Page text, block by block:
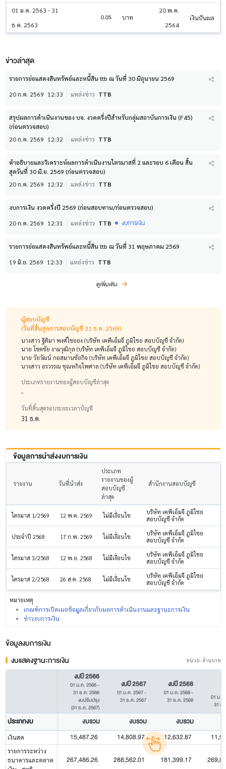
01 ม.ค. 2563 - 31
ธ.ค. 2563
0.05 บาท
20 พ.ค.
2564
เงินปันผล
ข่าวล่าสุด
รายการย่อแสดงสินทรัพย์และหนี้สิน ttb ณ วันที่ 30 มิถุนายน 2569
20 ก.ค. 2569 12:33 แหล่งข่าว TTB
สรุปผลการดำเนินงานของ บจ. งวดครึ่งปีสำหรับกลุ่มสถาบันการเงิน (F45)
(ก่อนตรวจสอบ)
20 ก.ค. 2569 12:32 แหล่งข่าว TTB
คำอธิบายและวิเคราะห์ผลการดำเนินงานไตรมาสที่ 2 และรอบ 6 เดือน สิ้น
สุดวันที่ 30 มิ.ย. 2569 (ก่อนตรวจสอบ)
20 ก.ค. 2569 12:32 แหล่งข่าว TTB
งบการเงิน งวดครึ่งปี 2569 (ก่อนสอบทาน/ก่อนตรวจสอบ)
20 ก.ค. 2569 12:31 แหล่งข่าว TTB งบการเงิน
รายการย่อแสดงสินทรัพย์และหนี้สิน ttb ณ วันที่ 31 พฤษภาคม 2569
19 มิ.ย. 2569 12:33 แหล่งข่าว TTB
ดูเพิ่มเติม
ผู้สอบบัญชี
(วันที่สิ้นสุดการสอบบัญชี 31 ธ.ค. 2569)
นางสาว ฐิติมา พงศ์ไชยยง (บริษัท เคพีเอ็มจี ภูมิไชย สอบบัญชี จำกัด)
นาย โชคชัย งามวุฒิกุล (บริษัท เคพีเอ็มจี ภูมิไชย สอบบัญชี จำกัด)
นาย วัยวัฒน์ กอสมานชัยกิจ (บริษัท เคพีเอ็มจี ภูมิไชย สอบบัญชี จำกัด)
นางสาว อรวรรณ ชุณหกิจไพศาล (บริษัท เคพีเอ็มจี ภูมิไชย สอบบัญชี จำกัด)
ประเภทรายงานของผู้สอบบัญชีล่าสุด
-
วันที่สิ้นสุดรอบระยะเวลาบัญชี
31 ธ.ค.
ข้อมูลการนำส่งงบการเงิน
รายงาน วันที่นำส่ง
ประเภท
รายงานของผู้
สอบบัญชี
ล่าสุด
สำนักงานสอบบัญชี
ไตรมาส 1/2569 12 พ.ค. 2569 ไม่มีเงื่อนไข
บริษัท เคพีเอ็มจี ภูมิไชย
สอบบัญชี จำกัด
ประจำปี 2568 17 ก.พ. 2569 ไม่มีเงื่อนไข
บริษัท เคพีเอ็มจี ภูมิไชย
สอบบัญชี จำกัด
ไตรมาส 3/2568 12 พ.ย. 2568 ไม่มีเงื่อนไข
บริษัท เคพีเอ็มจี ภูมิไชย
สอบบัญชี จำกัด
ไตรมาส 2/2568 26 ส.ค. 2568 ไม่มีเงื่อนไข
บริษัท เคพีเอ็มจี ภูมิไชย
สอบบัญชี จำกัด
หมายเหตุ
เกณฑ์การเปิดเผยข้อมูลเกี่ยวกับผลการดำเนินงานและฐานะการเงิน
ข่าวงบการเงิน
ข้อมูลงบการเงิน
งบแสดงฐานะการเงิน
หน่วย: ล้านบาท
งบปี 2566
01 ม.ค. 2566-
31 ธ.ค. 2566
งบปรับปรุง
(31 ธ.ค. 2567)
งบปี 2567
01 ม.ค. 2567-
31 ธ.ค. 2567
งบปี 2568
01 ม.ค. 2568-
31 ธ.ค. 2568
01 ม.ค
31 มี.
ประเภทงบ งบรวม งบรวม งบรวม
เงินสด 15,487.26 14,808.97 12,632.87
รายการระหว่าง
ธนาคารและตลาด
267,486.26 288,562.01 181,399.17